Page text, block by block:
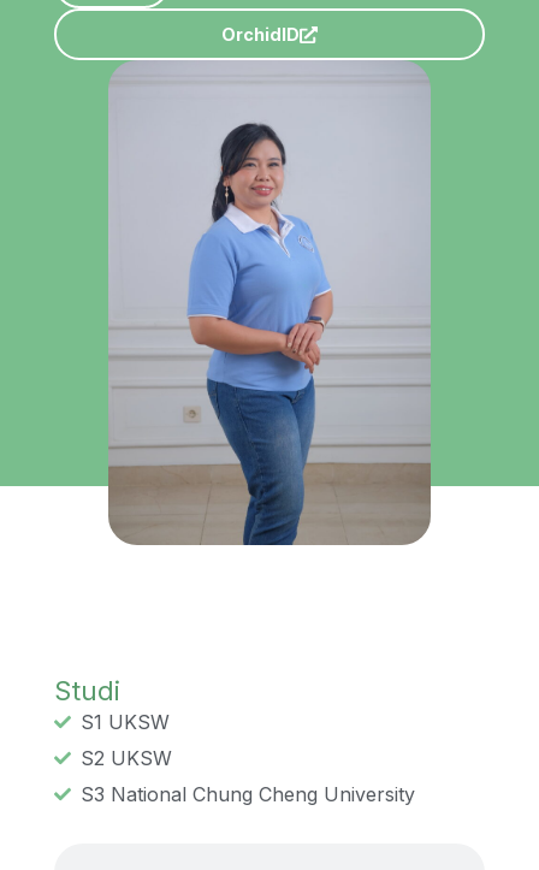
OrchidID
Studi
S1 UKSW
S2 UKSW
S3 National Chung Cheng University